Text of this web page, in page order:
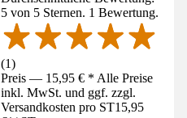
5 von 5 Sternen. 1 Bewertung.
(1)
Preis — 15,95 € * Alle Preise
inkl. MwSt. und ggf. zzgl.
Versandkosten pro ST15,95